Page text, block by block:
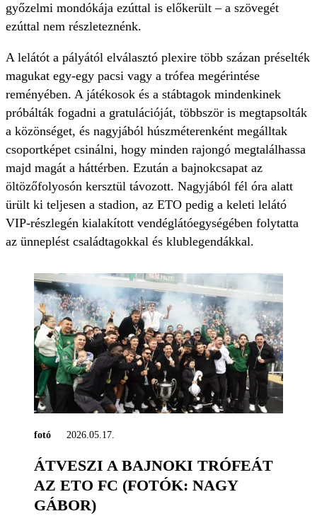
győzelmi mondókája ezúttal is előkerült – a szövegét
ezúttal nem részleteznénk.
A lelátót a pályától elválasztó plexire több százan préselték
magukat egy-egy pacsi vagy a trófea megérintése
reményében. A játékosok és a stábtagok mindenkinek
próbálták fogadni a gratulációját, többször is megtapsolták
a közönséget, és nagyjából húszméterenként megálltak
csoportképet csinálni, hogy minden rajongó megtalálhassa
majd magát a háttérben. Ezután a bajnokcsapat az
öltözőfolyosón kersztül távozott. Nagyjából fél óra alatt
ürült ki teljesen a stadion, az ETO pedig a keleti lelátó
VIP-részlegén kialakított vendéglátóegységében folytatta
az ünneplést családtagokkal és klublegendákkal.
fotó 2026.05.17.
ÁTVESZI A BAJNOKI TRÓFEÁT
AZ ETO FC (FOTÓK: NAGY
GÁBOR)